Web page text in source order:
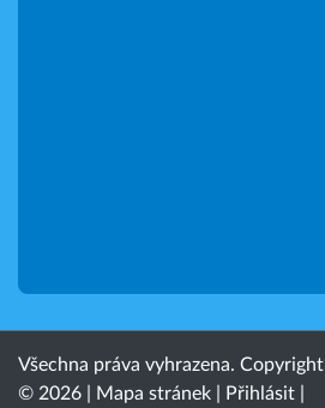
Všechna práva vyhrazena. Copyright
© 2026 |
Mapa stránek Přihlásit